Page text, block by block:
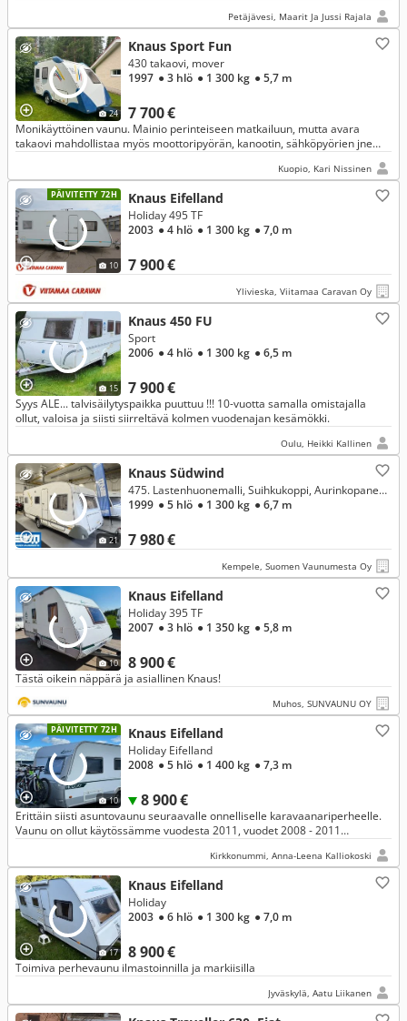
Petäjävesi, Maarit Ja Jussi Rajala
24
Knaus Sport Fun
7 700 €
430 takaovi, mover
1997 ● 3 hlö ● 1 300 kg ● 5,7 m
Monikäyttöinen vaunu. Mainio perinteiseen matkailuun, mutta avara
takaovi mahdollistaa myös moottoripyörän, kanootin, sähköpyörien jne
Kuopio, Kari Nissinen
PÄIVITETTY 72H
10
Knaus Eifelland
7 900 €
Holiday 495 TF
2003 ● 4 hlö ● 1 300 kg ● 7,0 m
Ylivieska, Viitamaa Caravan Oy
15
Knaus 450 FU
7 900 €
Sport
2006 ● 4 hlö ● 1 300 kg ● 6,5 m
Syys ALE... talvisäilytyspaikka puuttuu !!! 10-vuotta samalla omistajalla
ollut, valoisa ja siisti siirreltävä kolmen vuodenajan kesämökki.
Oulu, Heikki Kallinen
21
Knaus Südwind
7 980 €
475. Lastenhuonemalli, Suihkukoppi, Aurinkopaneeli ym. Kevyt, pieni perhevaunu! Kokonaispaino vain 1300kg!
1999 ● 5 hlö ● 1 300 kg ● 6,7 m
Kempele, Suomen Vaunumesta Oy
10
Knaus Eifelland
8 900 €
Holiday 395 TF
2007 ● 3 hlö ● 1 350 kg ● 5,8 m
Tästä oikein näppärä ja asiallinen Knaus!
Muhos, SUNVAUNU OY
PÄIVITETTY 72H
10
Knaus Eifelland
8 900 €
Holiday Eifelland
2008 ● 5 hlö ● 1 400 kg ● 7,3 m
Erittäin siisti asuntovaunu seuraavalle onnelliselle karavaanariperheelle.
Vaunu on ollut käytössämme vuodesta 2011, vuodet 2008 - 2011
Kirkkonummi, Anna-Leena Kalliokoski
17
Knaus Eifelland
8 900 €
Holiday
2003 ● 6 hlö ● 1 300 kg ● 7,0 m
Toimiva perhevaunu ilmastoinnilla ja markiisilla
Jyväskylä, Aatu Liikanen